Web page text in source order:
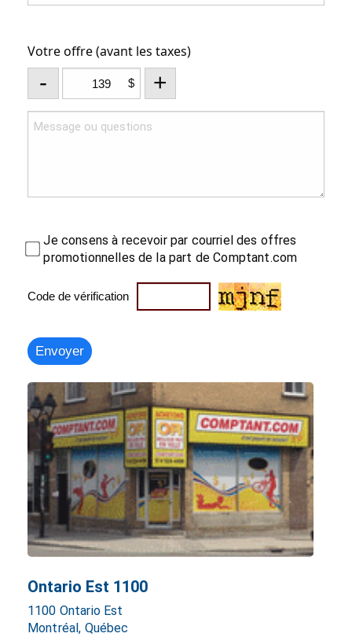
Votre offre (avant les taxes)
- $ +
Je consens à recevoir par courriel des offres
promotionnelles de la part de Comptant.com
Code de vérification
Ontario Est 1100
1100 Ontario Est
Montréal, Québec